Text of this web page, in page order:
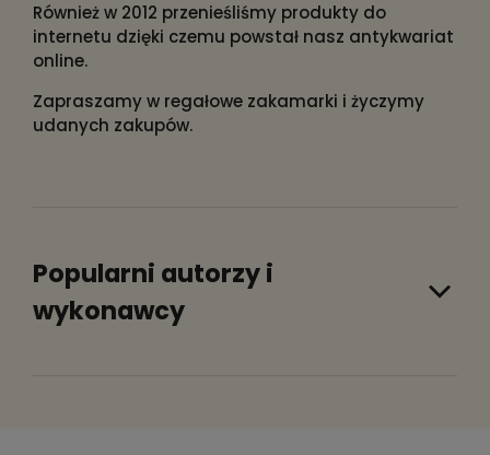
Również w 2012 przenieśliśmy produkty do
internetu dzięki czemu powstał nasz antykwariat
online.
Zapraszamy w regałowe zakamarki i życzymy
udanych zakupów.
Popularni autorzy i
wykonawcy